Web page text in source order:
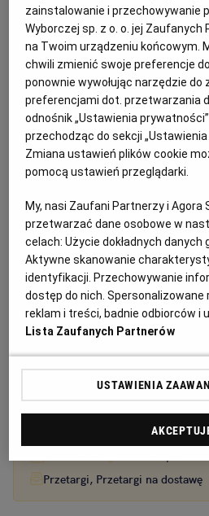
Ogłoszenia z kategorii
9 dni do końca
Przetargi, Przetargi na dostawę
zainstalowanie i przechowywanie
Wyborczej sp. z o. o. jej Zaufanych
na Twoim urządzeniu końcowym.
chwili zmienić swoje preferencje
ponownie wywołując narzędzie
preferencjami dot. przetwarzania
odnośnik „Ustawienia
przechodząc do sekcji „Ustawienia
Zmiana ustawień plików cookie
pomocą ustawień przeglądarki.
My, nasi Zaufani Partnerzy i Agora
przetwarzać dane osobowe w
celach:Użycie dokładnych danych
Aktywne skanowanie
identyfikacji. Przechowywanie
dostęp do nich. Spersonalizowane
reklam i treści, badnie
Lista Zaufanych Partnerów
USTAWIENIA